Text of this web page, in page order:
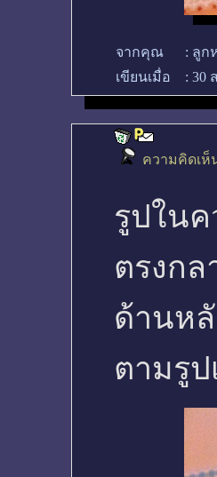
จากคุณ : ลูก
เขียนเมื่อ
: 30
ความคิดเห็
รูปใน
ตรงกล
ด้านหลั
ตามรูป